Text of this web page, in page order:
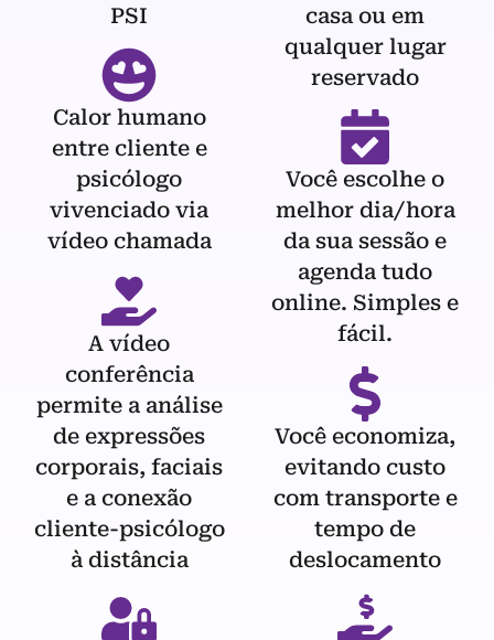
PSI
Calor humano
entre cliente e
psicólogo
vivenciado via
vídeo chamada
A vídeo
conferência
permite a análise
de expressões
corporais, faciais
e a conexão
cliente-psicólogo
à distância
casa ou em
qualquer lugar
reservado
Você escolhe o
melhor dia/hora
da sua sessão e
agenda tudo
online. Simples e
fácil.
Você economiza,
evitando custo
com transporte e
tempo de
deslocamento